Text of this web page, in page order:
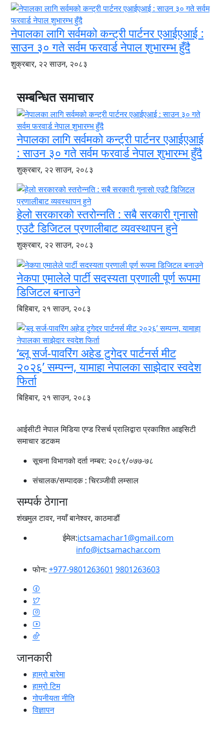
नेपालका लागि सर्वमको कन्ट्री पार्टनर एआईएआई :
साउन ३० गते सर्वम फरवार्ड नेपाल शुभारम्भ हुँदै
शुक्रबार, २२ साउन, २०८३
सम्बन्धित समाचार
नेपालका लागि सर्वमको कन्ट्री पार्टनर एआईएआई
: साउन ३० गते सर्वम फरवार्ड नेपाल शुभारम्भ हुँदै
शुक्रबार, २२ साउन, २०८३
हेलो सरकारको स्तरोन्नति : सबै सरकारी गुनासो
एउटै डिजिटल प्रणालीबाट व्यवस्थापन हुने
शुक्रबार, २२ साउन, २०८३
नेकपा एमालेले पार्टी सदस्यता प्रणाली पूर्ण रूपमा
डिजिटल बनाउने
बिहिबार, २१ साउन, २०८३
‘ब्लू सर्ज-पावरिंग अहेड टुगेदर पार्टनर्स मीट
२०२६’ सम्पन्न, यामाहा नेपालका साझेदार स्वदेश
फिर्ता
बिहिबार, २१ साउन, २०८३
आईसीटी नेपाल मिडिया एण्ड रिसर्च प्रालिद्वारा प्रकाशित आइसिटी
समाचार डटकम
सूचना विभागको दर्ता नम्बर: २०८९/०७७-७८
संचालक/सम्पादक :चिरञ्जीवी लम्साल
सम्पर्क ठेगाना
शंखमुल टावर, नयाँ बानेश्वर, काठमाडौं
ईमेल:ictsamachar1@gmail.com
info@ictsamachar.com
फोन: +977-9801263601 9801263603
जानकारी
हाम्रो बारेमा
हाम्रो टिम
गोपनीयता नीति
विज्ञापन